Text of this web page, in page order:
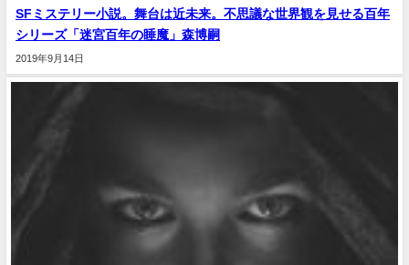
SFミステリー小説。舞台は近未来。不思議な世界観を見せる百年
シリーズ「迷宮百年の睡魔」森博嗣
2019年9月14日